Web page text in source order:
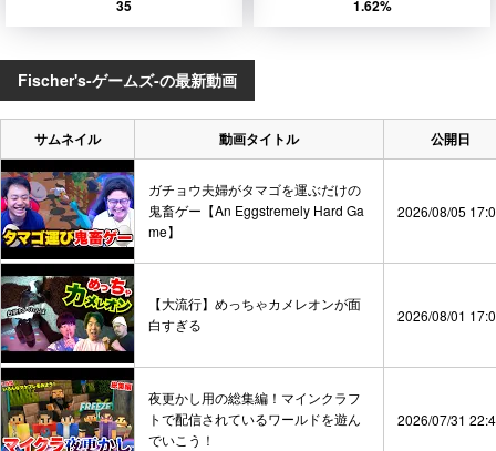
35 1.62%
Fischer's-ゲームズ-の最新動画
サムネイル 動画タイトル 公開日
ガチョウ夫婦がタマゴを運ぶだけの
鬼畜ゲー【An Eggstremely Hard Ga
me】
2026/08/05
【大流行】めっちゃカメレオンが面
白すぎる
2026/08/01
夜更かし用の総集編！マインクラフ
トで配信されているワールドを遊ん
でいこう！
2026/07/31